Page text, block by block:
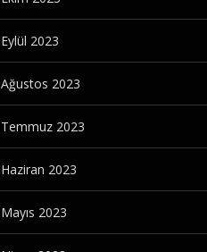
Eylül 2023
Ağustos 2023
Temmuz 2023
Haziran 2023
Mayıs 2023